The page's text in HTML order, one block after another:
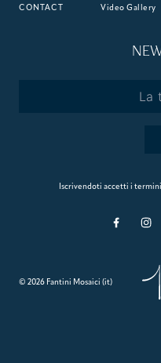
CONTACT
Video Gallery
Iscrivendoti accetti i
© 2026 Fantini Mosaici (it)